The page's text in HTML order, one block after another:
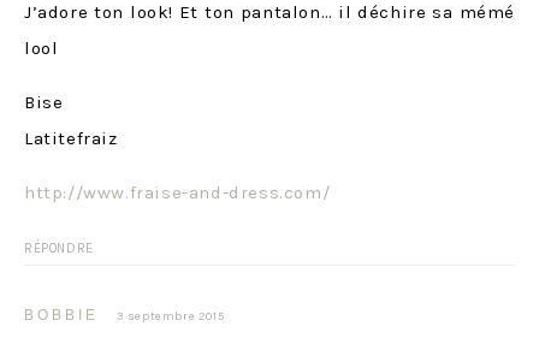
J’adore ton look! Et ton pantalon… il déchire sa mémé
lool
Bise
Latitefraiz
http://www.fraise-and-dress.com/
RÉPONDRE
BOBBIE 3 septembre 2015